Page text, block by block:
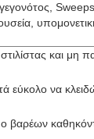
και μη
να
βαρέων